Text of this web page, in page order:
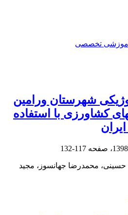
آموزشی تخصصی
شهرستان ورامین
کشاورزی با استفاده
117-132
حسینی، محمدرضا جهانسوز، مجید